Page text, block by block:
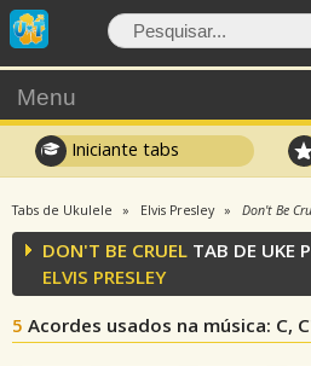
Menu
Iniciante tabs
Tabs de Ukulele Elvis Presley Don't Be
DON'T BE CRUEL TAB DE UKE
ELVIS PRESLEY
5 Acordes usados na música: C,